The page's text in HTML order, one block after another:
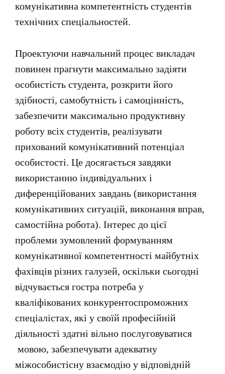
комунікативна компетентність студентів
технічних спеціальностей.
Проектуючи навчальний процес викладач
повинен прагнути максимально задіяти
особистість студента, розкрити його
здібності, самобутність і самоцінність,
забезпечити максимально продуктивну
роботу всіх студентів, реалізувати
прихований комунікативний потенціал
особистості. Це досягається завдяки
використанню індивідуальних і
диференційованих завдань (використання
комунікативних ситуацій, виконання вправ,
самостійна робота). Інтерес до цієї
проблеми зумовлений формуванням
комунікативної компетентності майбутніх
фахівців різних галузей, оскільки сьогодні
відчувається гостра потреба у
кваліфікованих конкурентоспроможних
спеціалістах, які у своїй професійній
діяльності здатні вільно послуговуватися
мовою, забезпечувати адекватну
міжособистісну взаємодію у відповідній